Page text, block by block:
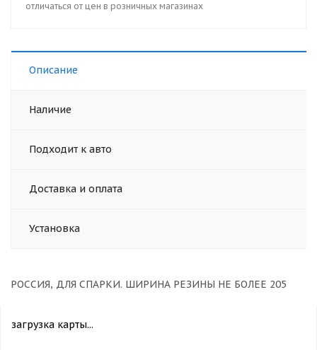
отличаться от цен в розничных магазинах
Описание
Наличие
Подходит к авто
Доставка и оплата
Установка
РОССИЯ, ДЛЯ СПАРКИ. ШИРИНА РЕЗИНЫ НЕ БОЛЕЕ 205
загрузка карты...